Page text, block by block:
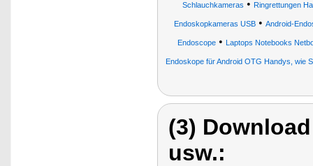
Schlauchkameras • Ringrettungen
Endoskopkameras USB • Android-
Endoscope• Laptops Notebooks
Endoskope für Android OTG Handys, wie
(3)
usw.: